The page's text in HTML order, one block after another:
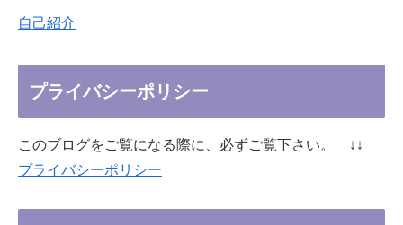
自己紹介
プライバシーポリシー
このブログをご覧になる際に、必ずご覧下さい。 ↓↓
プライバシーポリシー